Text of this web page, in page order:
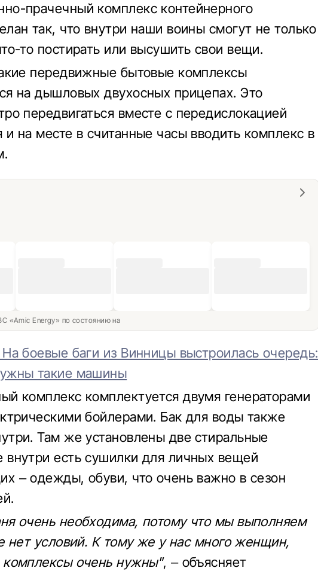
прачечный комплекс контейнерного
так, что внутри наши воины смогут не только
то постирать или высушить свои вещи.
передвижные бытовые комплексы
на дышловых двухосных прицепах. Это
передвигаться вместе с передислокацией
и на месте в считанные часы вводить комплекс в
«Amic Energy» по состоянию на
На боевые баги из Винницы выстроилась очередь:
такие машины
комплекс комплектуется двумя генераторами
бойлерами. Бак для воды также
Там же установлены две стиральные
есть сушилки для личных вещей
– одежды, обуви, что очень важно в сезон
очень необходима, потому что мы выполняем
нет условий. К тому же у нас много женщин,
комплексы очень нужны", – объясняет